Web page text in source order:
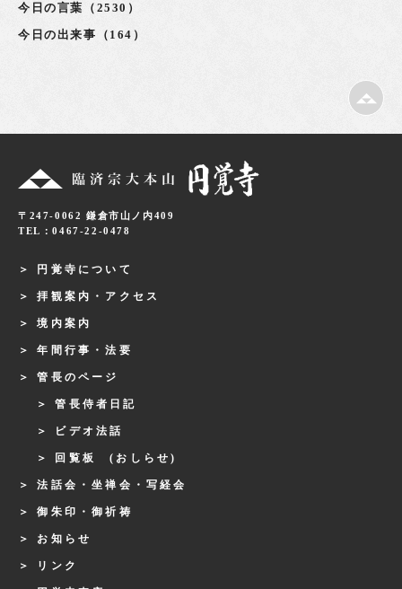
今日の言葉（2530）
今日の出来事（164）
〒247-0062 鎌倉市山ノ内409
TEL：0467-22-0478
円覚寺について
拝観案内・アクセス
境内案内
年間行事・法要
管長のページ
管長侍者日記
ビデオ法話
回覧板 (おしらせ)
法話会・坐禅会・写経会
御朱印・御祈祷
お知らせ
リンク